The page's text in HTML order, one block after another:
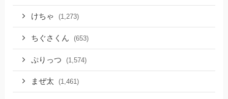
けちゃ (1,273)
ちぐさくん (653)
ぷりっつ (1,574)
まぜ太 (1,461)